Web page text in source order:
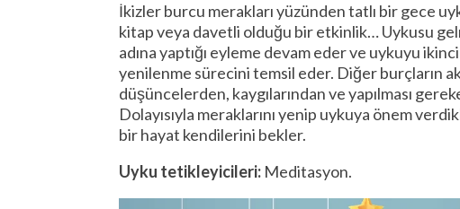
İkizler burcu merakları yüzünden tatlı bir gece
kitap veya davetli olduğu bir etkinlik… Uykusu
adına yaptığı eyleme devam eder ve uykuyu
yenilenme sürecini temsil eder. Diğer burçların
düşüncelerden, kaygılarından ve yapılması
Dolayısıyla meraklarını yenip uykuya önem
bir hayat kendilerini bekler.
Uyku tetikleyicileri: Meditasyon.